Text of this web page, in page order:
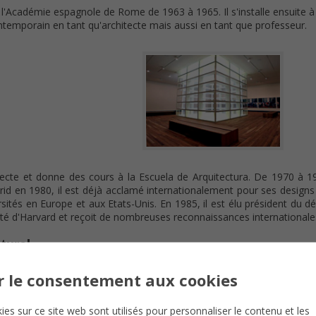
espagnole de Rome de 1963 à 1965. Il s'installe ensuite
en tant qu'architecte mais aussi en tant que professeur.
et donne des cours à la Escuela de Arquitectura. De 1970 à
en 1980, il est déjà acclamé internationalement pour ses
en Europe et aux Etats-Unis. En 1985, il est élu président du
d'Harvard et reçoit de nombreuses reconnaissances
la recherche et l'enseignement, il y a quelque chose de
comprennent souvent des lignes droites s'allongeant en
le consentement aux cookies
sur ce site web sont utilisés pour personnaliser le contenu et les